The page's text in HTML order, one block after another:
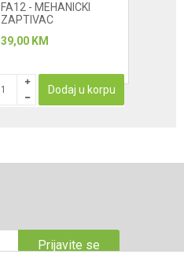
FA12 - MEHANICKI
ZAPTIVAC
39,00 KM
Dodaj u korpu
Prijavite se